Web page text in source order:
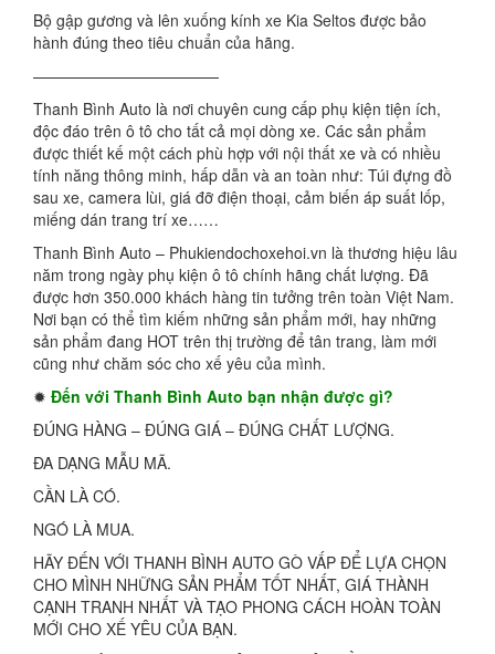
Bộ gập gương và lên xuống kính xe Kia Seltos được bảo
hành đúng theo tiêu chuẩn của hãng.
————————————
Thanh Bình Auto là nơi chuyên cung cấp phụ kiện tiện ích,
độc đáo trên ô tô cho tất cả mọi dòng xe. Các sản phẩm
được thiết kế một cách phù hợp với nội thất xe và có nhiều
tính năng thông minh, hấp dẫn và an toàn như: Túi đựng đồ
sau xe, camera lùi, giá đỡ điện thoại, cảm biến áp suất lốp,
miếng dán trang trí xe……
Thanh Bình Auto – Phukiendochoxehoi.vn là thương hiệu lâu
năm trong ngày phụ kiện ô tô chính hãng chất lượng. Đã
được hơn 350.000 khách hàng tin tưởng trên toàn Việt Nam.
Nơi bạn có thể tìm kiếm những sản phẩm mới, hay những
sản phẩm đang HOT trên thị trường để tân trang, làm mới
cũng như chăm sóc cho xế yêu của mình.
✹ Đến với Thanh Bình Auto bạn nhận được gì?
ĐÚNG HÀNG – ĐÚNG GIÁ – ĐÚNG CHẤT LƯỢNG.
ĐA DẠNG MẪU MÃ.
CẦN LÀ CÓ.
NGÓ LÀ MUA.
HÃY ĐẾN VỚI THANH BÌNH AUTO GÒ VẤP ĐỂ LỰA CHỌN
CHO MÌNH NHỮNG SẢN PHẨM TỐT NHẤT, GIÁ THÀNH
CẠNH TRANH NHẤT VÀ TẠO PHONG CÁCH HOÀN TOÀN
MỚI CHO XẾ YÊU CỦA BẠN.